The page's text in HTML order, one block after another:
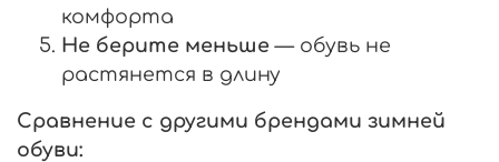
комфорта
Не берите меньше — обувь не
растянется в длину
Сравнение с другими брендами зимней
обуви: